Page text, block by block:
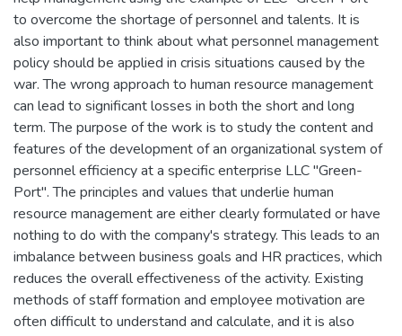
to overcome the shortage of personnel and talents. It is
also important to think about what personnel management
policy should be applied in crisis situations caused by the
war. The wrong approach to human resource management
can lead to significant losses in both the short and long
term. The purpose of the work is to study the content and
features of the development of an organizational system of
personnel efficiency at a specific enterprise LLC "Green-
Port". The principles and values that underlie human
resource management are either clearly formulated or have
nothing to do with the company's strategy. This leads to an
imbalance between business goals and HR practices, which
reduces the overall effectiveness of the activity. Existing
methods of staff formation and employee motivation are
often difficult to understand and calculate, and it is also